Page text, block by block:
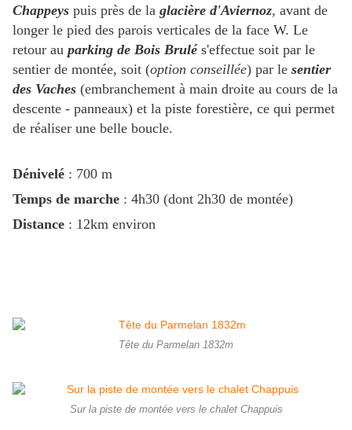
Chappeys puis près de la glacière d'Aviernoz, avant de
longer le pied des parois verticales de la face W. Le
retour au parking de Bois Brulé s'effectue soit par le
sentier de montée, soit (option conseillée) par le sentier
des Vaches (embranchement à main droite au cours de la
descente - panneaux) et la piste forestière, ce qui permet
de réaliser une belle boucle.
Dénivelé : 700 m
Temps de marche : 4h30 (dont 2h30 de montée)
Distance : 12km environ
Tête du Parmelan 1832m
Sur la piste de montée vers le chalet Chappuis